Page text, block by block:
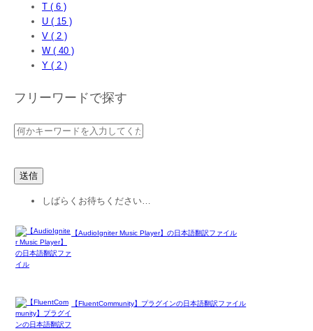
T ( 6 )
U ( 15 )
V ( 2 )
W ( 40 )
Y ( 2 )
フリーワードで探す
しばらくお待ちください…
【AudioIgniter Music Player】の日本語翻訳ファイル
【FluentCommunity】プラグインの日本語翻訳ファイル